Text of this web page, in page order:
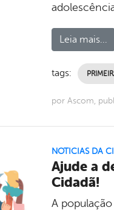
Leia mais...
tags:
por Ascom,
NOTICIAS DA
Ajude a
Cidadã!
A